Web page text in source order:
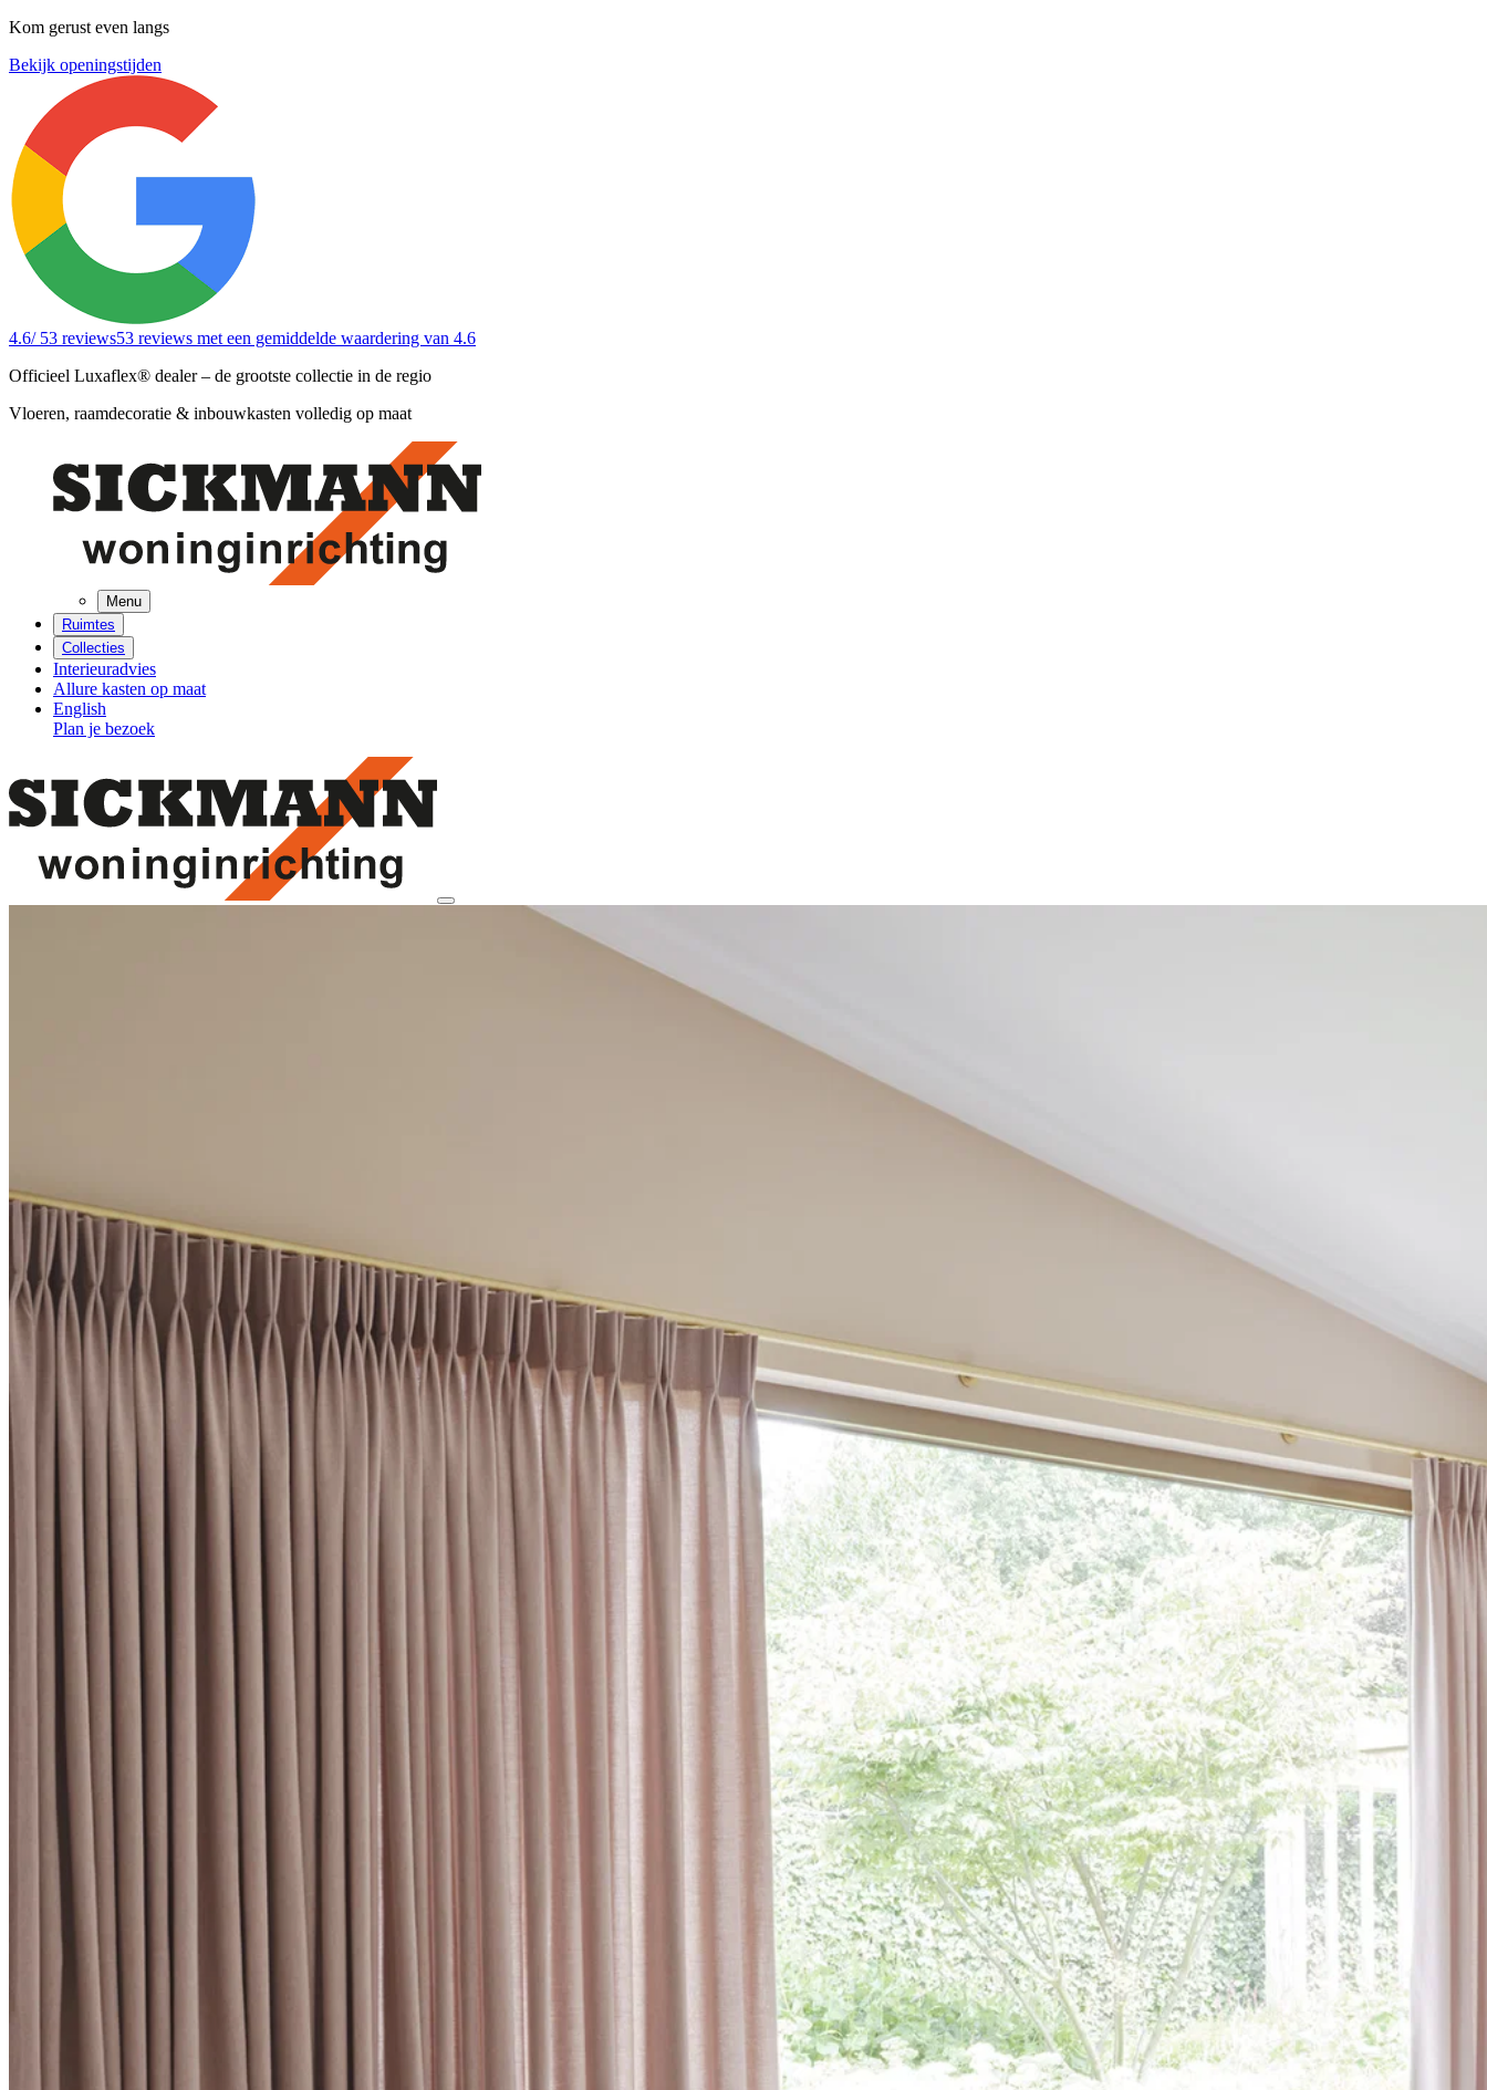
Kom gerust even langs
Bekijk openingstijden
4.6/ 53 reviews53 reviews met een gemiddelde waardering van 4.6
Officieel Luxaflex® dealer – de grootste collectie in de regio
Vloeren, raamdecoratie & inbouwkasten volledig op maat
Menu
Ruimtes
Collecties
Interieuradvies
Allure kasten op maat
English
Plan je bezoek